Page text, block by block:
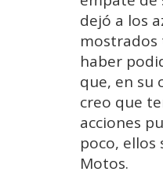
dejó a los
mostrados
haber
que, en su
creo que
acciones
poco,
Motos.